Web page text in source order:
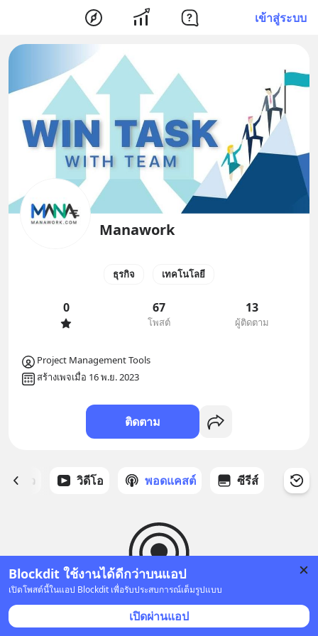
เข้าสู่ระบบ
Blockdit ใช้งานได้ดีกว่าบนแอป
เปิดโพสต์นี้ในแอป Blockdit เพื่อรับประสบการณ์เต็มรูปแบบ
เปิดผ่านแอป
Manawork
ธุรกิจ เทคโนโลยี
0 67
โพสต์
13
ผู้ติดตาม
Project Management Tools
สร้างเพจเมื่อ 16 พ.ย. 2023
ติดตาม
ด้ดาว วิดีโอ พอดแคสต์ ซีรีส์
ยังไม่มีพอดแคสต์